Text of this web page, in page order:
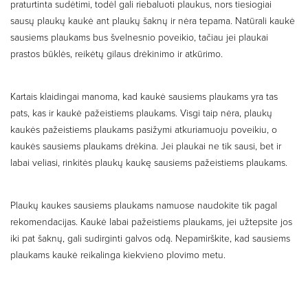
praturtinta sudėtimi, todėl gali riebaluoti plaukus, nors tiesiogiai
sausų plaukų kaukė ant plaukų šaknų ir nėra tepama. Natūrali kaukė
sausiems plaukams bus švelnesnio poveikio, tačiau jei plaukai
prastos būklės, reikėtų gilaus drėkinimo ir atkūrimo.
Kartais klaidingai manoma, kad kaukė sausiems plaukams yra tas
pats, kas ir kaukė pažeistiems plaukams. Visgi taip nėra, plaukų
kaukės pažeistiems plaukams pasižymi atkuriamuoju poveikiu, o
kaukės sausiems plaukams drėkina. Jei plaukai ne tik sausi, bet ir
labai veliasi, rinkitės plaukų kaukę sausiems pažeistiems plaukams.
Plaukų kaukes sausiems plaukams namuose naudokite tik pagal
rekomendacijas. Kaukė labai pažeistiems plaukams, jei užtepsite jos
iki pat šaknų, gali sudirginti galvos odą. Nepamirškite, kad sausiems
plaukams kaukė reikalinga kiekvieno plovimo metu.